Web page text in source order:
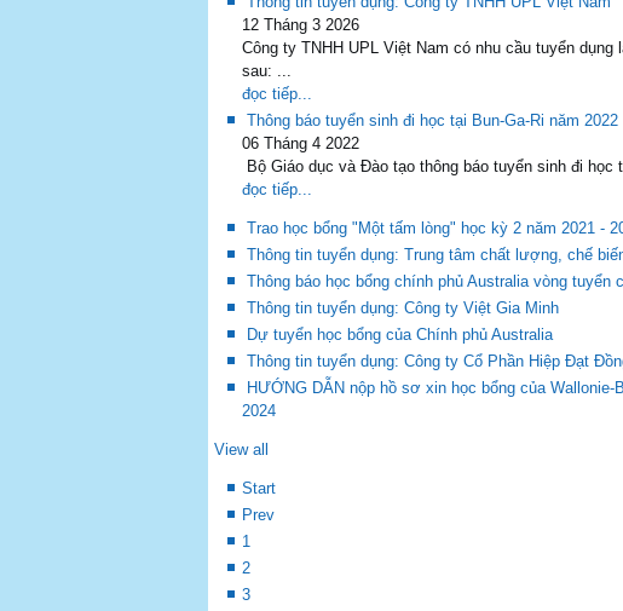
12 Tháng 3 2026
Công ty TNHH UPL Việt Nam có nhu cầu tuyển
sau: ...
đọc tiếp...
Thông báo tuyển sinh đi học tại Bun-Ga-Ri năm 2022
06 Tháng 4 2022
Bộ Giáo dục và Đào tạo thông báo tuyển sinh đi
đọc tiếp...
Trao học bổng "Một tấm lòng" học kỳ 2 năm 2021 -
Thông tin tuyển dụng: Trung tâm chất lượng, chế
Thông báo học bổng chính phủ Australia vòng tuyển
Thông tin tuyển dụng: Công ty Việt Gia Minh
Dự tuyển học bổng của Chính phủ Australia
Thông tin tuyển dụng: Công ty Cổ Phần Hiệp Đạt
HƯỚNG DẪN nộp hồ sơ xin học bổng của
2024
View all
Start
Prev
1
2
3